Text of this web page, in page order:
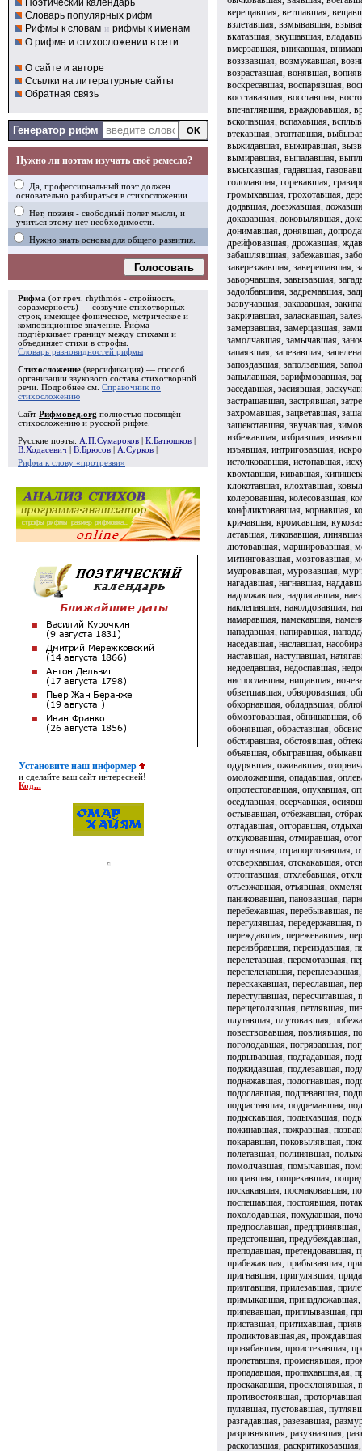
Поэтический календарь
Словарь популярных рифм
Рифмы к словам и рифмы к именам
О рифме и стихосложении в сети
О сайте и авторе
Ссылки на литературные сайты
Обратная связь
Генератор рифм
Нужно ли поэтам изучать своё ремесло?
Да, профессиональный поэт должен
основательно разбираться в стихосложении.
Нет, поэзия - свободный полёт мысли, и
учиться этому нет необходимости.
Нужно знать основы для общего развития.
Голосовать
Рифма (от греч. rhythmós - стройность,
соразмерность) — созвучие стихотворных
строк, имеющее фоническое, метрическое и
композиционное значение. Рифма
подчёркивает границу между стихами и
объединяет стихи в строфы
Словарь разновидностей рифмы
Стихосложение (версификация) — способ
организации звукового состава стихотворной
речи. Подробнее см. Справочник по
стихосложению
Сайт Рифмовед.org полностью посвящён
стихосложению и русской рифме.
Русские поэты: А.П.Сумароков К.Батюшков
В.Ходасевич
В.Брюсов А.Сурков
Рифма к слову «протрезви»
Установите наш информер
и сделайте ваш сайт интересней!
Код...